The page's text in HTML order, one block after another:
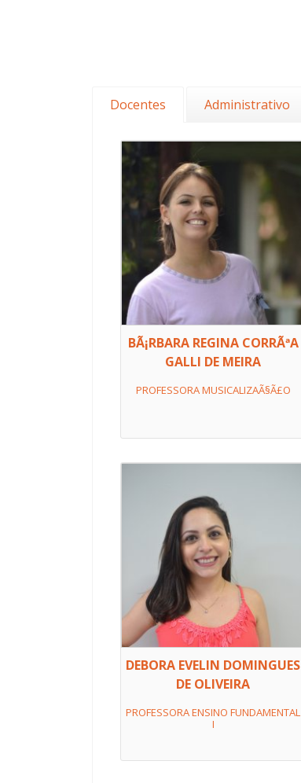
Docentes Administrativo
BÃ¡RBARA REGINA CORRÃªA
GALLI DE MEIRA
PROFESSORA MUSICALIZAÃ§Ã£O
DEBORA EVELIN DOMINGUES
DE OLIVEIRA
PROFESSORA ENSINO FUNDAMENTAL
I